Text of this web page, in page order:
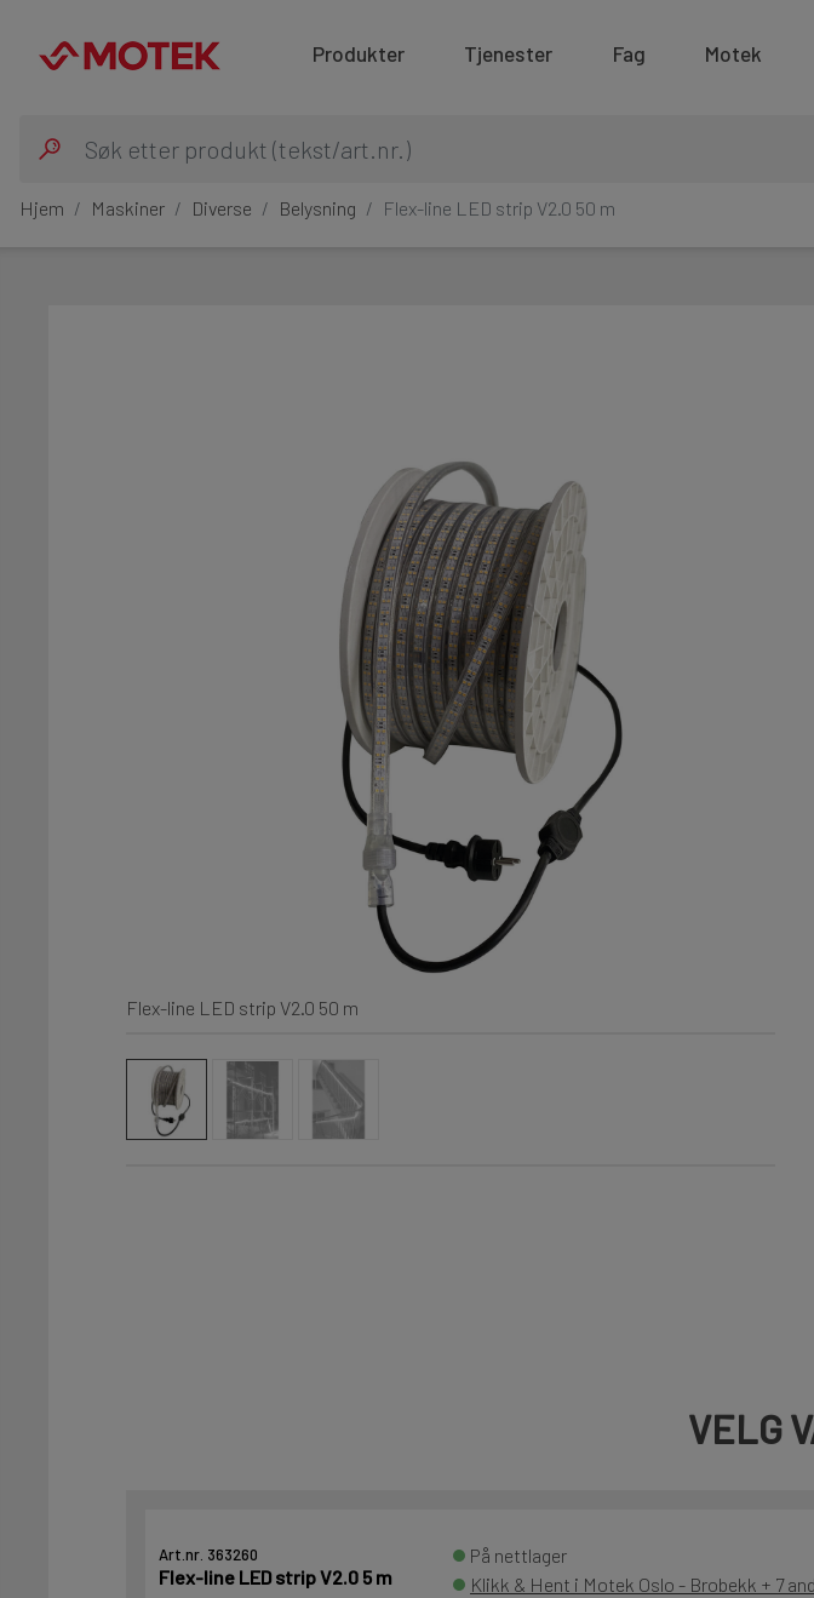
Produkter Tjenester Fag Motek
Hjem Maskiner Diverse Belysning Flex-line LED strip V2.0 50 m
Flex-line LED strip V2.0 50 m
VELG
Art.nr. 363260
Flex-line LED strip V2.0 5 m
På nettlager
Klikk & Hent i Motek Oslo - Brobekk + 7